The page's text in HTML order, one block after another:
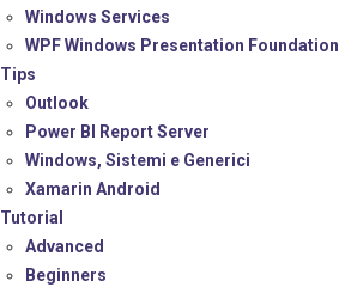
Windows Services
WPF Windows Presentation Foundation
Tips
Outlook
Power BI Report Server
Windows, Sistemi e Generici
Xamarin Android
Tutorial
Advanced
Beginners